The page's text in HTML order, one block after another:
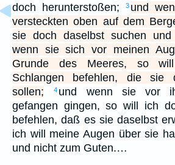
doch herunterstoßen;
3 und
versteckten oben auf dem
sie doch daselbst suchen und
wenn sie sich vor meinen
Grunde des Meeres, so
Schlangen befehlen, die sie
sollen;
4 und wenn sie vor
gefangen gingen, so will ich
befehlen, daß es sie daselbst
ich will meine Augen über sie
und nicht zum Guten.…